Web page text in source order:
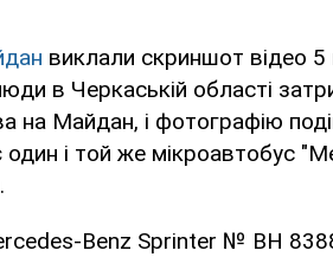
виклали скриншот відео
в Черкаській області
на Майдан, і фотографію
один і той же мікроавтобус
Benz Sprinter № ВН